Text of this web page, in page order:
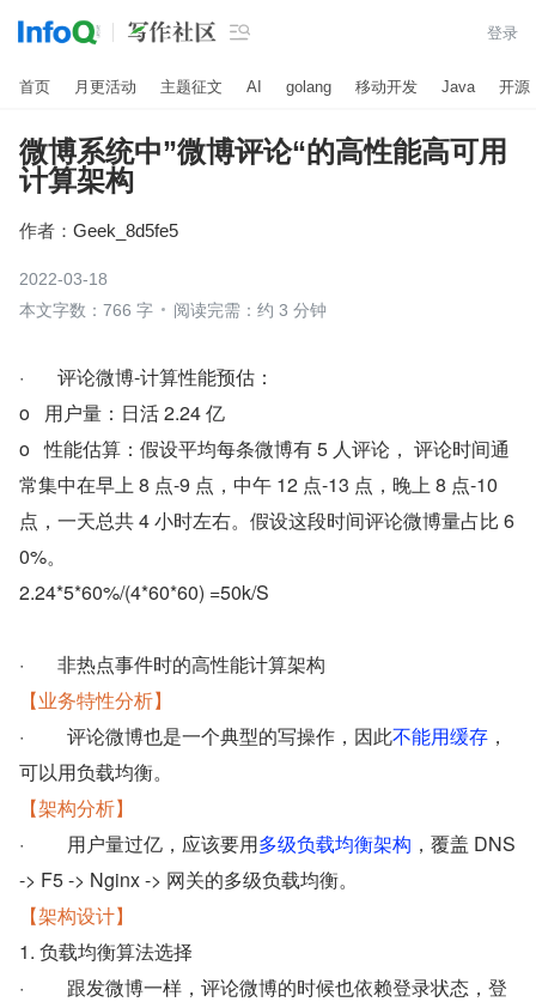
 登录
首页 月更活动 主题征文 AI golang 移动开发 Java 开源
微博系统中”微博评论“的高性能高可用
计算架构
作者： Geek_8d5fe5
2022-03-18
本文字数：766 字
阅读完需：约 3 分钟
·       评论微博-计算性能预估：
o   用户量： 日活 2.24 亿
o 性能估算：假设平均每条微博有 5 人评论， 评论时间通
常集中在早上 8 点-9 点，中午 12 点-13 点，晚上 8 点-10
点，一天总共 4 小时左右。假设这段时间评论微博量占比 6
0%。
2.24*5*60%/(4*60*60) =50k/S
·       非热点事件时的高性能计算架构
【业务特性分析】
·         评论微博也是一个典型的写操作，因此不能用缓存 ，
可以用负载均衡。
【架构分析】
·         用户量过亿，应该要用多级负载均衡架构 ，覆盖 DNS
-> F5 -> Nginx -> 网关的多级负载均衡。
【架构设计】
1. 负载均衡算法选择
·         跟发微博一样，评论微博的时候也依赖登录状态，登